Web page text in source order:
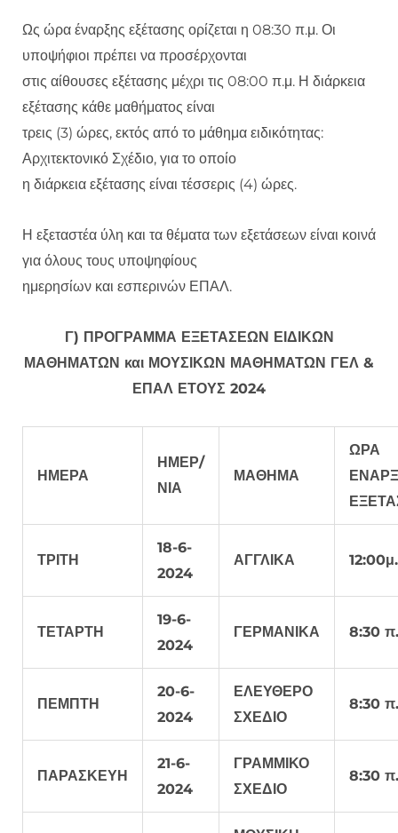
Ως ώρα έναρξης εξέτασης ορίζεται η 08:30 π.μ. Οι
υποψήφιοι πρέπει να προσέρχονται
στις αίθουσες εξέτασης μέχρι τις 08:00 π.μ. Η διάρκεια
εξέτασης κάθε μαθήματος είναι
τρεις (3) ώρες, εκτός από το μάθημα ειδικότητας:
Αρχιτεκτονικό Σχέδιο, για το οποίο
η διάρκεια εξέτασης είναι τέσσερις (4) ώρες.
Η εξεταστέα ύλη και τα θέματα των εξετάσεων είναι κοινά
για όλους τους υποψηφίους
ημερησίων και εσπερινών ΕΠΑΛ.
Γ) ΠΡΟΓΡΑΜΜΑ ΕΞΕΤΑΣΕΩΝ ΕΙΔΙΚΩΝ
ΜΑΘΗΜΑΤΩΝ και ΜΟΥΣΙΚΩΝ ΜΑΘΗΜΑΤΩΝ ΓΕΛ &
ΕΠΑΛ ΕΤΟΥΣ 2024
ΗΜΕΡΑ
ΗΜΕΡ/
ΝΙΑ
ΜΑΘΗΜΑ
ΩΡΑ
ΤΡΙΤΗ
18-6-
2024
ΑΓΓΛΙΚΑ
ΤΕΤΑΡΤΗ
19-6-
2024
ΓΕΡΜΑΝΙΚΑ 8:30
ΠΕΜΠΤΗ
20-6-
2024
ΕΛΕΥΘΕΡΟ
ΣΧΕΔΙΟ
8:30
ΠΑΡΑΣΚΕΥΗ
21-6-
2024
ΓΡΑΜΜΙΚΟ
ΣΧΕΔΙΟ
8:30